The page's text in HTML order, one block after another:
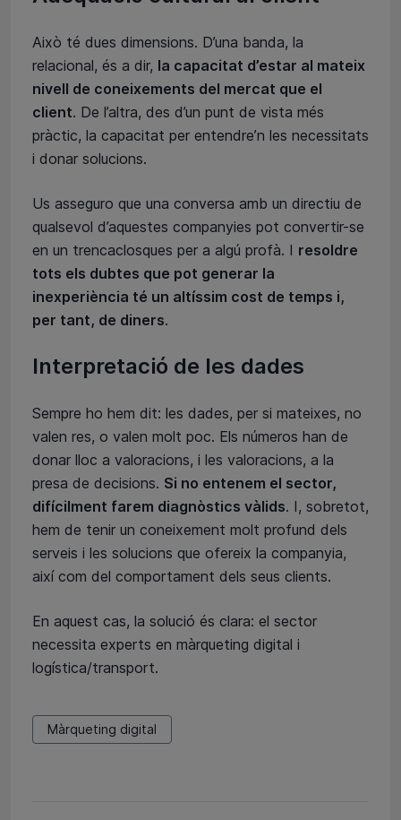
Això té dues dimensions. D’una banda, la
relacional, és a dir, la capacitat d’estar al mateix
nivell de coneixements del mercat que el
client. De l’altra, des d’un punt de vista més
pràctic, la capacitat per entendre’n les necessitats
i donar solucions.
Us asseguro que una conversa amb un directiu de
qualsevol d’aquestes companyies pot convertir-se
en un trencaclosques per a algú profà. I resoldre
tots els dubtes que pot generar la
inexperiència té un altíssim cost de temps i,
per tant, de diners.
Interpretació de les dades
Sempre ho hem dit: les dades, per si mateixes, no
valen res, o valen molt poc. Els números han de
donar lloc a valoracions, i les valoracions, a la
presa de decisions. Si no entenem el sector,
difícilment farem diagnòstics vàlids. I, sobretot,
hem de tenir un coneixement molt profund dels
serveis i les solucions que ofereix la companyia,
així com del comportament dels seus clients.
En aquest cas, la solució és clara: el sector
necessita experts en màrqueting digital i
logística/transport.
Màrqueting digital